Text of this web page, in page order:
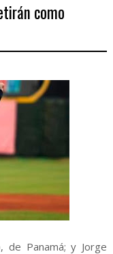
como
de Panamá; y Jorge